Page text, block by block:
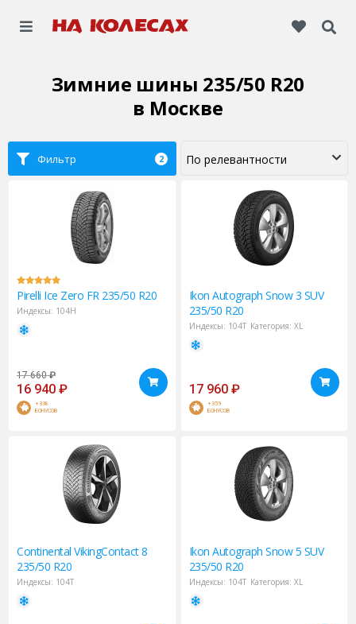
Зимние шины 235/50 R20
в Москве
Фильтр 2
Pirelli Ice Zero FR 235/50 R20
Индексы: 104H
17 660 ₽
16 940 ₽
+338
БОНУСОВ
Ikon Autograph Snow 3 SUV
235/50 R20
Индексы: 104T Категория: XL
17 960 ₽
+359
БОНУСОВ
Continental VikingContact 8
235/50 R20
Индексы: 104T
Ikon Autograph Snow 5 SUV
235/50 R20
Индексы: 104T Категория: XL